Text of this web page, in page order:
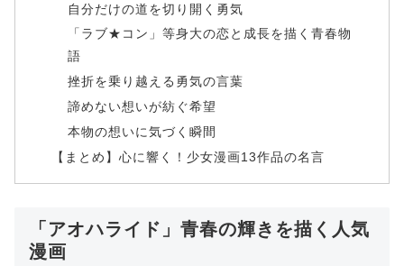
自分だけの道を切り開く勇気
「ラブ★コン」等身大の恋と成長を描く青春物
語
挫折を乗り越える勇気の言葉
諦めない想いが紡ぐ希望
本物の想いに気づく瞬間
【まとめ】心に響く！少女漫画13作品の名言
「アオハライド」青春の輝きを描く人気
漫画